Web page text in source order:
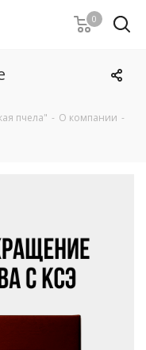
0
пчела" - О компании -